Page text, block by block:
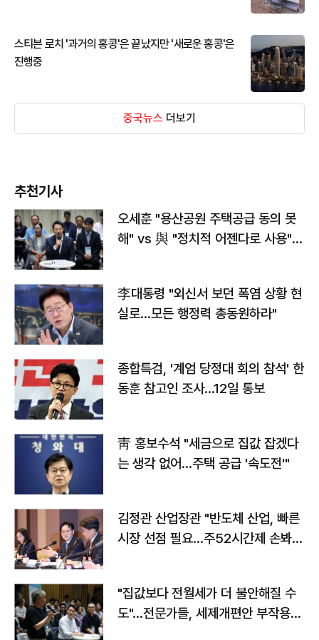
스티븐 로치 '과거의 홍콩'은 끝났지만 '새로운 홍콩'은
진행중
중국뉴스 더보기
추천기사
오세훈 "용산공원 주택공급 동의 못
해" vs 與 "정치적 어젠다로 사용"
李대통령 "외신서 보던 폭염 상황 현
실로…모든 행정력 총동원하라"
종합특검, '계엄 당정대 회의 참석' 한
동훈 참고인 조사...12일 통보
靑 홍보수석 "세금으로 집값 잡겠다
는 생각 없어…주택 공급 '속도전'"
김정관 산업장관 "반도체 산업, 빠른
시장 선점 필요…주52시간제 손봐
"집값보다 전월세가 더 불안해질 수
도"…전문가들, 세제개편안 부작용